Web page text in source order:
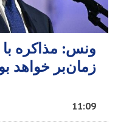
ونس: مذاکره با
زمان‌بر خواهد
11:09